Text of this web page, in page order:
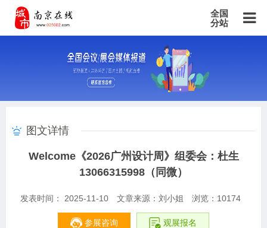
全国
分站
主站
广东站 重庆站 天津站 江苏站
河南站 河北站
甘肃站
新疆站
四川站
图文详情
Welcome《2026广州设计周》组委会：杜生
13066315998（同微）
发表时间： 2025-11-10 文章来源：刘小姐 浏览： 10174
参展咨询 观展报名